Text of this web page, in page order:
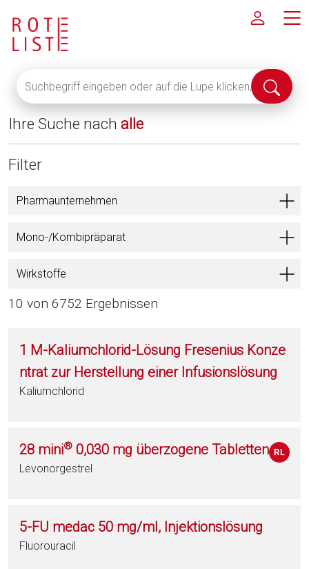
eingeben
oder
auf
die
Lupe
alle
anzuzeigen
Suche
Ihre Suche nach alle
Filter
Pharmaunternehmen
Mono-/Kombipräparat
Wirkstoffe
10 von 6752 Ergebnissen
1 M-Kaliumchlorid-Lösung Fresenius Konze
ntrat zur Herstellung einer Infusionslösung
Kaliumchlorid
28 mini® 0,030 mg überzogene Tabletten
Levonorgestrel
5-FU medac 50 mg/ml, Injektionslösung
Fluorouracil